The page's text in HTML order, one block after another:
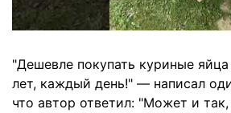
"Дешевле покупать куриные
лет, каждый день!" — написал
что автор ответил: "Может и